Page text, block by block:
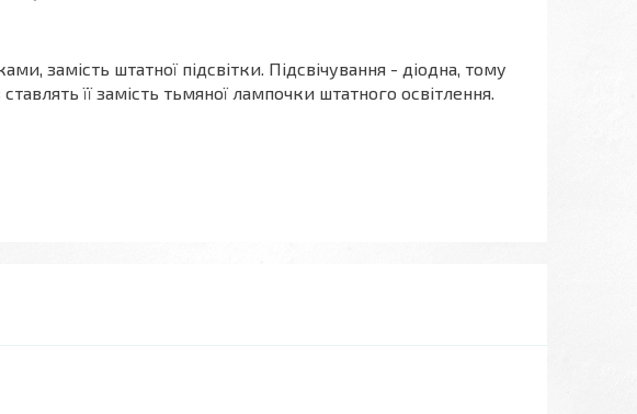
замість штатної підсвітки. Підсвічування - діодна, тому
її замість тьмяної лампочки штатного освітлення.